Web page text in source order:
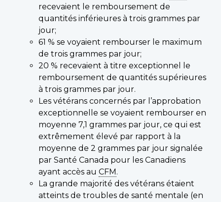
recevaient le remboursement de
quantités inférieures à trois grammes par
jour;
61 % se voyaient rembourser le maximum
de trois grammes par jour;
20 % recevaient à titre exceptionnel le
remboursement de quantités supérieures
à trois grammes par jour.
Les vétérans concernés par l’approbation
exceptionnelle se voyaient rembourser en
moyenne 7,1 grammes par jour, ce qui est
extrêmement élevé par rapport à la
moyenne de 2 grammes par jour signalée
par Santé Canada pour les Canadiens
ayant accès au CFM .
La grande majorité des vétérans étaient
atteints de troubles de santé mentale (en